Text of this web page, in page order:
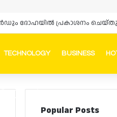
TECHNOLOGY BUSINESS
FacebookInstagram
Telegram
Whatsapp
Popular Posts